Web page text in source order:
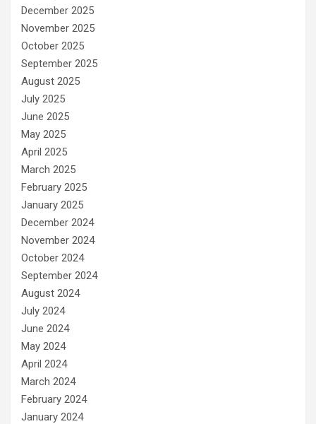
December 2025
November 2025
October 2025
September 2025
August 2025
July 2025
June 2025
May 2025
April 2025
March 2025
February 2025
January 2025
December 2024
November 2024
October 2024
September 2024
August 2024
July 2024
June 2024
May 2024
April 2024
March 2024
February 2024
January 2024